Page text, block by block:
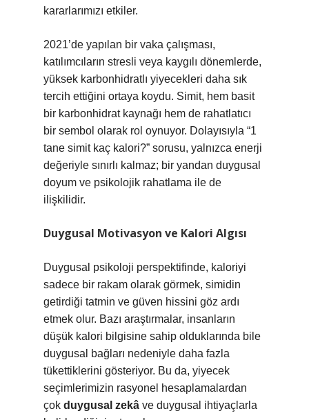
kararlarımızı etkiler.
2021’de yapılan bir vaka çalışması,
katılımcıların stresli veya kaygılı dönemlerde,
yüksek karbonhidratlı yiyecekleri daha sık
tercih ettiğini ortaya koydu. Simit, hem basit
bir karbonhidrat kaynağı hem de rahatlatıcı
bir sembol olarak rol oynuyor. Dolayısıyla “1
tane simit kaç kalori?” sorusu, yalnızca enerji
değeriyle sınırlı kalmaz; bir yandan duygusal
doyum ve psikolojik rahatlama ile de
ilişkilidir.
Duygusal Motivasyon ve Kalori Algısı
Duygusal psikoloji perspektifinde, kaloriyi
sadece bir rakam olarak görmek, simidin
getirdiği tatmin ve güven hissini göz ardı
etmek olur. Bazı araştırmalar, insanların
düşük kalori bilgisine sahip olduklarında bile
duygusal bağları nedeniyle daha fazla
tükettiklerini gösteriyor. Bu da, yiyecek
seçimlerimizin rasyonel hesaplamalardan
çok duygusal zekâ ve duygusal ihtiyaçlarla